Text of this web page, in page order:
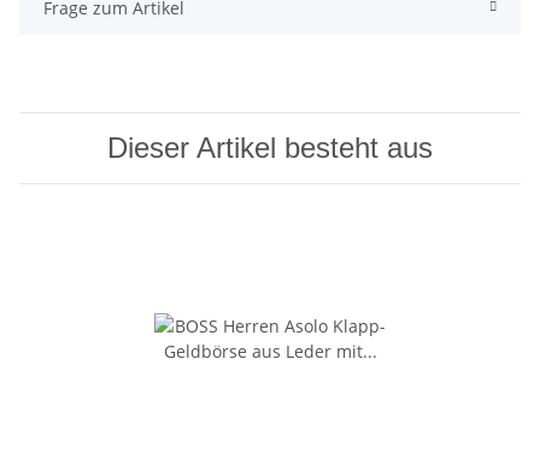
Frage zum Artikel
Dieser Artikel besteht aus